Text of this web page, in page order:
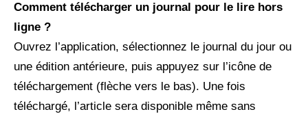
Comment télécharger un journal pour le lire hors
ligne ?
Ouvrez l’application, sélectionnez le journal du jour ou
une édition antérieure, puis appuyez sur l’icône de
téléchargement (flèche vers le bas). Une fois
téléchargé, l’article sera disponible même sans